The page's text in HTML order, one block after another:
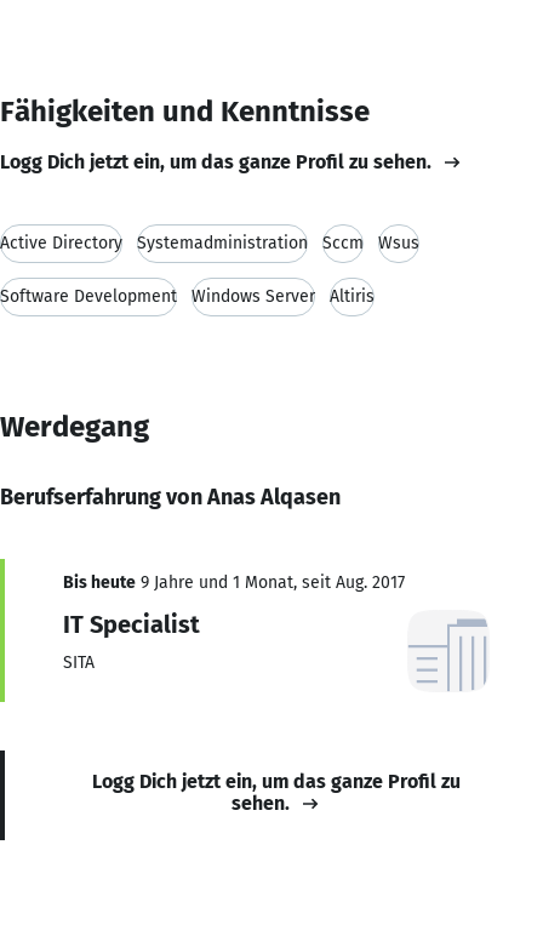
Fähigkeiten und Kenntnisse
Logg Dich jetzt ein, um das ganze Profil zu sehen.
Active Directory Systemadministration Sccm Wsus
Software Development Windows Server Altiris
Werdegang
Berufserfahrung von Anas Alqasen
Bis heute 9 Jahre und 1 Monat, seit Aug. 2017
IT Specialist
SITA
Logg Dich jetzt ein, um das ganze Profil zu
sehen.